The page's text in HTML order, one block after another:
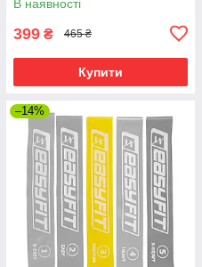
В наявності
399 ₴ 465 ₴
Купити
–14%